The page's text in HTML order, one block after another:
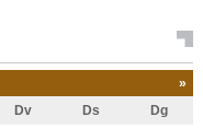
»
Dv Ds Dg